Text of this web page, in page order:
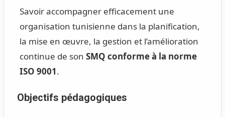
Savoir accompagner efficacement une
organisation tunisienne dans la planification,
la mise en œuvre, la gestion et l’amélioration
continue de son SMQ conforme à la norme
ISO 9001.
Objectifs pédagogiques